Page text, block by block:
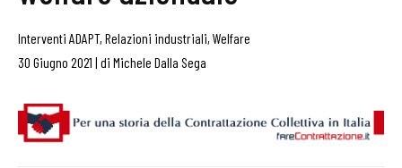
Interventi ADAPT, Relazioni industriali, Welfare
30 Giugno 2021 | di Michele Dalla Sega